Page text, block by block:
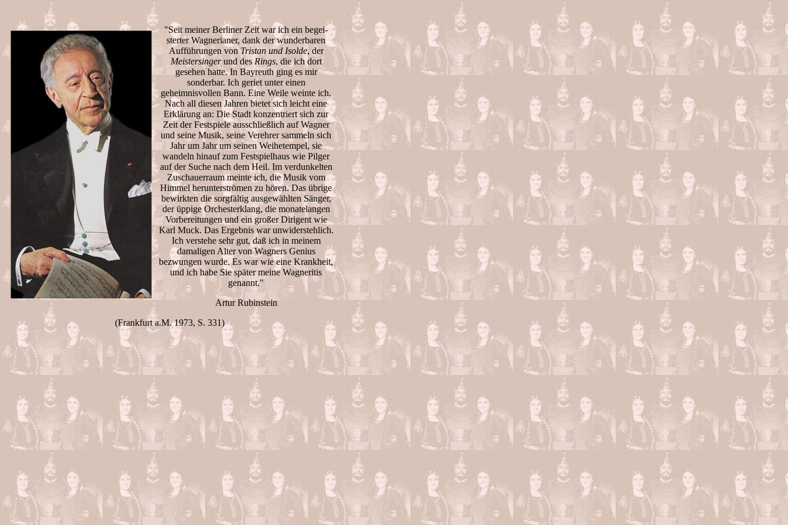
"Seit meiner Berliner Zeit war ich ein begei-
sterter Wagnerianer, dank der wunderbaren
Aufführungen vonTristan und Isolde, der
Meistersingerund des Rings, die ich dort
gesehen hatte. In Bayreuth ging es mir
sonderbar. Ich geriet unter einen
geheimnisvollen Bann. Eine Weile weinte ich.
Nach all diesen Jahren bietet sich leicht eine
Erklärung an: Die Stadt konzentriert sich zur
Zeit der Festspiele ausschließlich auf Wagner
und seine Musik, seine Verehrer sammeln sich
Jahr um Jahr um seinen Weihetempel, sie
wandeln hinauf zum Festspielhaus wie Pilger
auf der Suche nach dem Heil. Im verdunkelten
Zuschauerraum meinte ich, die Musik vom
Himmel herunterströmen zu hören. Das übrige
bewirkten die sorgfältig ausgewählten Sänger,
der üppige Orchesterklang, die monatelangen
Vorbereitungen und ein großer Dirigent wie
Karl Muck. Das Ergebnis war unwiderstehlich.
Ich verstehe sehr gut, daß ich in meinem
damaligen Alter von Wagners Genius
bezwungen wurde. Es war wie eine Krankheit,
und ich habe Sie später meine Wagneritis
genannt."
Artur Rubinstein
(Frankfurt a.M. 1973, S. 331)